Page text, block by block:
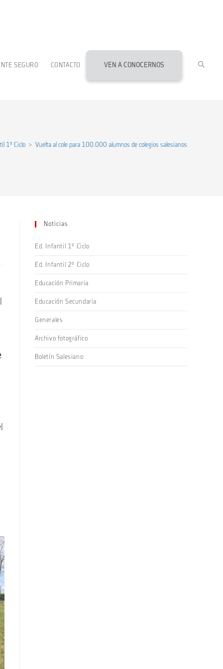
SEGURO CONTACTO VEN A CONOCERNOS
1º Ciclo > Vuelta al cole para 100.000 alumnos de colegios salesianos
Noticias
Ed. Infantil 1º Ciclo
Ed. Infantil 2º Ciclo
Educación Primaria
Educación Secundaria
Generales
Archivo fotográfico
Boletín Salesiano